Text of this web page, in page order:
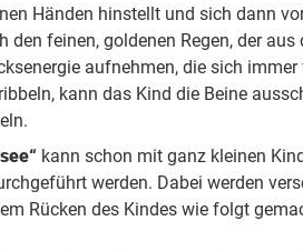
Händen hinstellt und sich dann
den feinen, goldenen Regen, der
aufnehmen, die sich
kann das Kind die Beine
kann schon mit ganz kleinen
werden. Dabei werden
Rücken des Kindes wie folgt